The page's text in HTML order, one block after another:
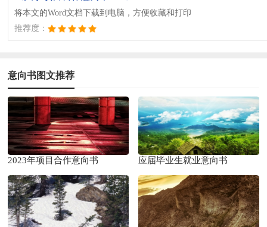
将本文的Word文档下载到电脑，方便收藏和打印
推荐度：
意向书图文推荐
2023年项目合作意向书 应届毕业生就业意向书